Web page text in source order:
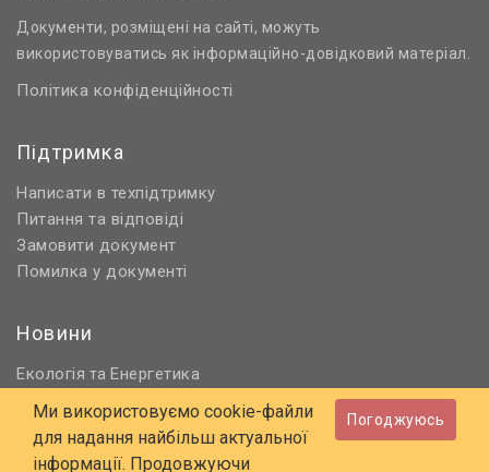
Документи, розміщені на сайті, можуть
використовуватись як інформаційно-довідковий матеріал.
Політика конфіденційності
Підтримка
Написати в техпідтримку
Питання та відповіді
Замовити документ
Помилка у документі
Новини
Екологія та Енергетика
Нормативне регулювання
Будівництво та проєктування
Охорона праці та ПБ
Ми використовуємо cookie-файли
для надання найбільш актуальної
інформації. Продовжуючи
Погоджуюсь